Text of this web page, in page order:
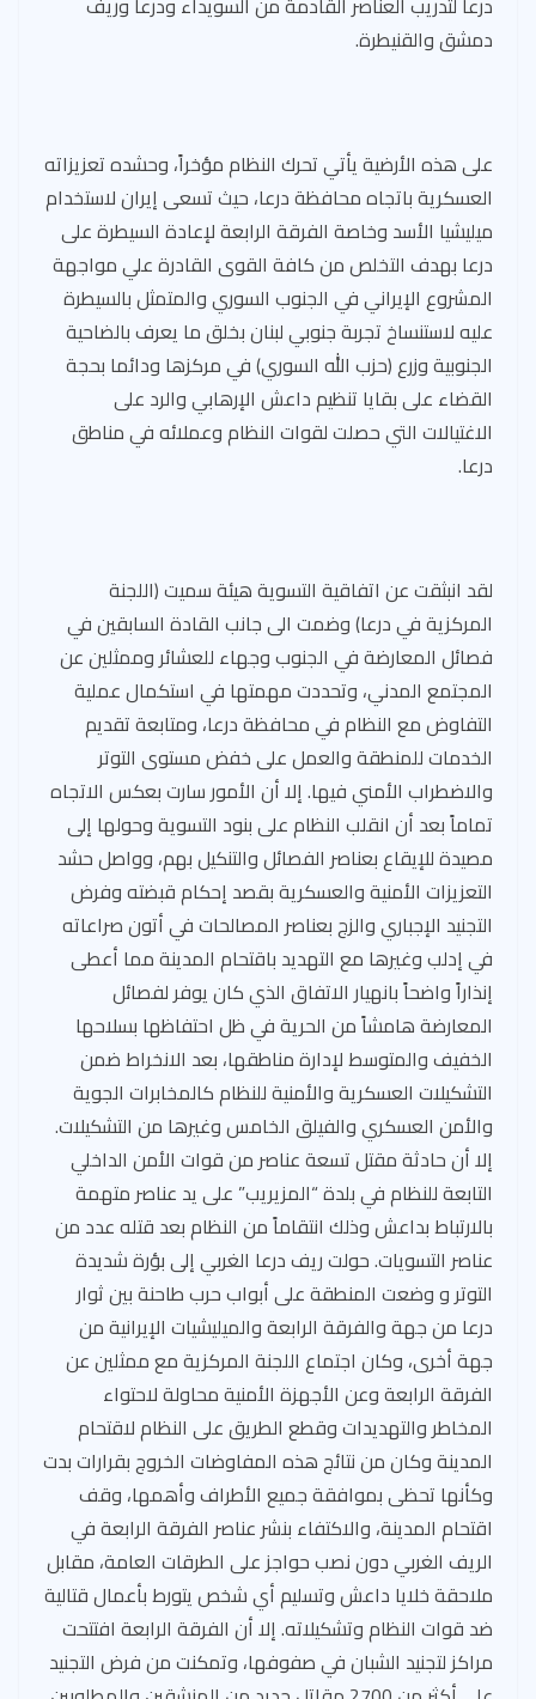
دمشق والقنيطرة.
على هذه الأرضية يأتي تحرك النظام مؤخراً، وحشده تعزيزاته
العسكرية باتجاه محافظة درعا، حيث تسعى إيران لاستخدام
ميليشيا الأسد وخاصة الفرقة الرابعة لإعادة السيطرة على
درعا بهدف التخلص من كافة القوى القادرة علي مواجهة
المشروع الإيراني في الجنوب السوري والمتمثل بالسيطرة
عليه لاستنساخ تجربة جنوبي لبنان بخلق ما يعرف بالضاحية
الجنوبية وزرع (حزب الله السوري) في مركزها ودائما بحجة
القضاء على بقايا تنظيم داعش الإرهابي والرد على
الاغتيالات التي حصلت لقوات النظام وعملائه في مناطق
درعا.
لقد انبثقت عن اتفاقية التسوية هيئة سميت (اللجنة
المركزية في درعا) وضمت الى جانب القادة السابقين في
فصائل المعارضة في الجنوب وجهاء للعشائر وممثلين عن
المجتمع المدني، وتحددت مهمتها في استكمال عملية
التفاوض مع النظام في محافظة درعا، ومتابعة تقديم
الخدمات للمنطقة والعمل على خفض مستوى التوتر
والاضطراب الأمني فيها. إلا أن الأمور سارت بعكس الاتجاه
تماماً بعد أن انقلب النظام على بنود التسوية وحولها إلى
مصيدة للإيقاع بعناصر الفصائل والتنكيل بهم، وواصل حشد
التعزيزات الأمنية والعسكرية بقصد إحكام قبضته وفرض
التجنيد الإجباري والزج بعناصر المصالحات في أتون صراعاته
في إدلب وغيرها مع التهديد باقتحام المدينة مما أعطى
إنذاراً واضحاً بانهيار الاتفاق الذي كان يوفر لفصائل
المعارضة هامشاً من الحرية في ظل احتفاظها بسلاحها
الخفيف والمتوسط لإدارة مناطقها، بعد الانخراط ضمن
التشكيلات العسكرية والأمنية للنظام كالمخابرات الجوية
والأمن العسكري والفيلق الخامس وغيرها من التشكيلات.
إلا أن حادثة مقتل تسعة عناصر من قوات الأمن الداخلي
التابعة للنظام في بلدة “المزيريب” على يد عناصر متهمة
بالارتباط بداعش وذلك انتقاماً من النظام بعد قتله عدد من
عناصر التسويات. حولت ريف درعا الغربي إلى بؤرة شديدة
التوتر و وضعت المنطقة على أبواب حرب طاحنة بين ثوار
درعا من جهة والفرقة الرابعة والميليشيات الإيرانية من
جهة أخرى، وكان اجتماع اللجنة المركزية مع ممثلين عن
الفرقة الرابعة وعن الأجهزة الأمنية محاولة لاحتواء
المخاطر والتهديدات وقطع الطريق على النظام لاقتحام
المدينة وكان من نتائج هذه المفاوضات الخروج بقرارات بدت
وكأنها تحظى بموافقة جميع الأطراف وأهمها، وقف
اقتحام المدينة، والاكتفاء بنشر عناصر الفرقة الرابعة في
الريف الغربي دون نصب حواجز على الطرقات العامة، مقابل
ملاحقة خلايا داعش وتسليم أي شخص يتورط بأعمال قتالية
ضد قوات النظام وتشكيلاته. إلا أن الفرقة الرابعة افتتحت
مراكز لتجنيد الشبان في صفوفها، وتمكنت من فرض التجنيد